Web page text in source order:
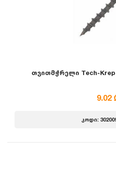
თვითმჭრელი Tech-Krep
9.02
კოდი: